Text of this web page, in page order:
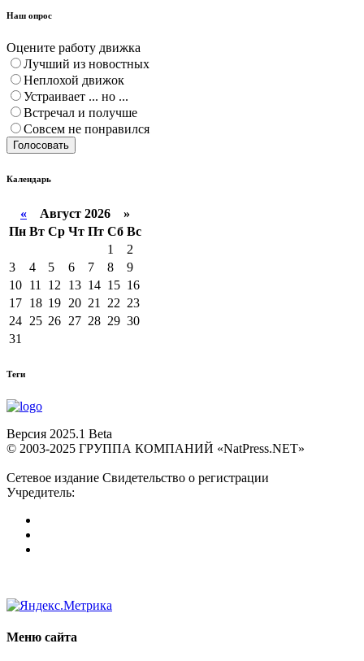
Наш опрос
Оцените работу движка
Лучший из новостных
Неплохой движок
Устраивает ... но ...
Встречал и получше
Совсем не понравился
Голосовать
Календарь
« Август 2026 »
Пн Вт Ср Чт Пт Сб Вс
1
2
3
4 5 6 7 8
9
10 11 12 13 14 15 16
17 18 19 20 21 22 23
24 25 26 27 28 29 30
31
Теги
Версия 2025.1 Beta
© 2003-2025 ГРУППА КОМПАНИЙ «NatPress.NET»
Сетевое издание Свидетельство о регистрации
Учредитель:
Меню сайта